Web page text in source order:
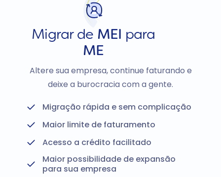
Migrar de MEI para
ME
Altere sua empresa, continue faturando e
deixe a burocracia com a gente.
Migração rápida e sem complicação
Maior limite de faturamento
Acesso a crédito facilitado
Maior possibilidade de expansão
para sua empresa